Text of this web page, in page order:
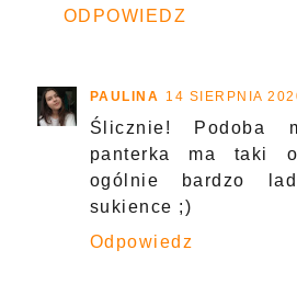
ODPOWIEDZ
PAULINA 14 SIERPNIA
Ślicznie!
panterka ma taki
ogólnie bardzo
sukience ;)
Odpowiedz